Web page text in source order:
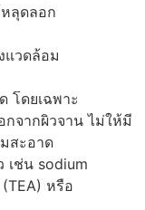
ลุดลอก
แวดล้อม
โดยเฉพาะ
จากผิวจาน ไม่ให้มี
สะอาด
เช่น sodium
หรือ